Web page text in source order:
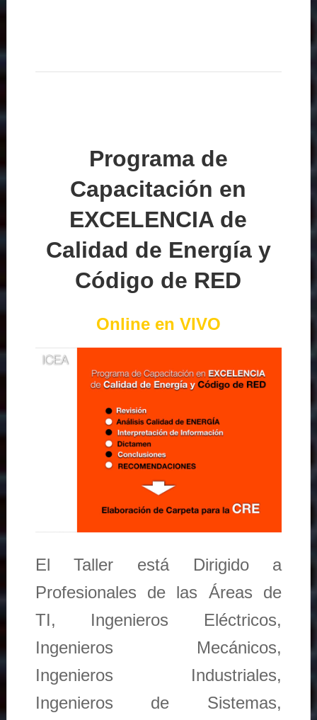
Programa de
Capacitación en
EXCELENCIA de
Calidad de Energía y
Código de RED
Online en VIVO
El Taller está Dirigido a
Profesionales de las Áreas de
TI, Ingenieros Eléctricos,
Ingenieros Mecánicos,
Ingenieros Industriales,
Ingenieros de Sistemas,